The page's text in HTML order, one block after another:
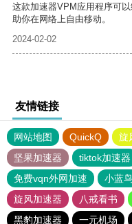
这款加速器VPM应用程序可
助你在网络上自由移动。
2024-02-02
友情链接
网站地图 QuickQ 旋
坚果加速器
tiktok加速器
免费vqn外网加速
小蓝
旋风加速器
八戒看书
黑豹加速器
一元机场